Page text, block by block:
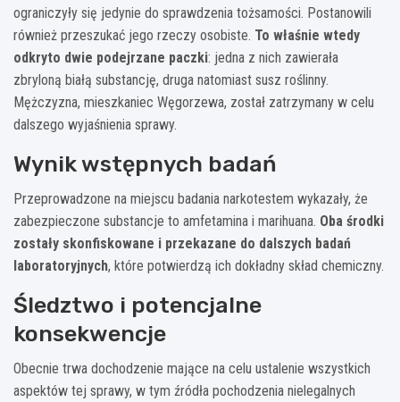
ograniczyły się jedynie do sprawdzenia tożsamości. Postanowili
również przeszukać jego rzeczy osobiste. To właśnie wtedy
odkryto dwie podejrzane paczki: jedna z nich zawierała
zbryloną białą substancję, druga natomiast susz roślinny.
Mężczyzna, mieszkaniec Węgorzewa, został zatrzymany w celu
dalszego wyjaśnienia sprawy.
Wynik wstępnych badań
Przeprowadzone na miejscu badania narkotestem wykazały, że
zabezpieczone substancje to amfetamina i marihuana. Oba środki
zostały skonfiskowane i przekazane do dalszych badań
laboratoryjnych, które potwierdzą ich dokładny skład chemiczny.
Śledztwo i potencjalne
konsekwencje
Obecnie trwa dochodzenie mające na celu ustalenie wszystkich
aspektów tej sprawy, w tym źródła pochodzenia nielegalnych